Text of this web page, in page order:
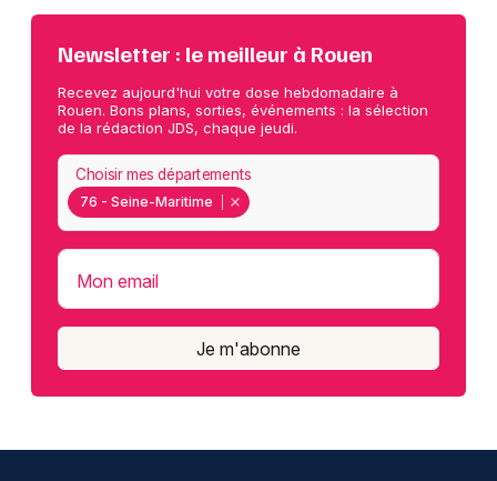
Newsletter : le meilleur à Rouen
Recevez aujourd'hui votre dose hebdomadaire à
Rouen. Bons plans, sorties, événements : la sélection
de la rédaction JDS, chaque jeudi.
76 - Seine-Maritime
Choisir mes départements
Mon email
Je m'abonne